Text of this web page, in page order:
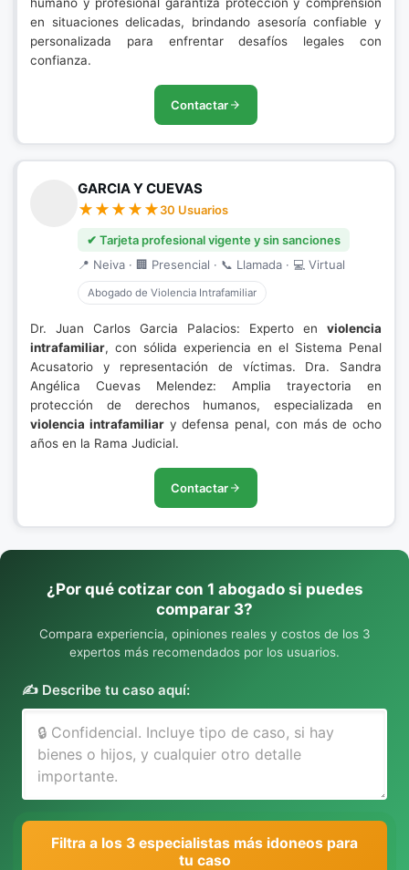
en situaciones delicadas, brindando asesoría confiable y
personalizada para enfrentar desafíos legales con
confianza.
Contactar
GARCIA Y CUEVAS
30 Usuarios
✔ Tarjeta profesional vigente y sin sanciones
📍 Neiva · 🏢 Presencial · 📞 Llamada · 💻 Virtual
Abogado de Violencia Intrafamiliar
Dr. Juan Carlos Garcia Palacios: Experto en violencia
intrafamiliar, con sólida experiencia en el Sistema Penal
Acusatorio y representación de víctimas. Dra. Sandra
Angélica Cuevas Melendez: Amplia trayectoria en
protección de derechos humanos, especializada en
violencia intrafamiliary defensa penal, con más de ocho
años en la Rama Judicial.
Contactar
¿Por qué cotizar con 1 abogado si puedes
comparar 3?
Compara experiencia, opiniones reales y costos de los 3
expertos más recomendados por los usuarios.
✍️ Describe tu caso aquí:
Filtra a los 3 especialistas más idoneos para
tu caso